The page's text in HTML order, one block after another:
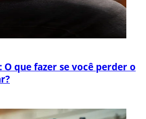
O que fazer se você perder o